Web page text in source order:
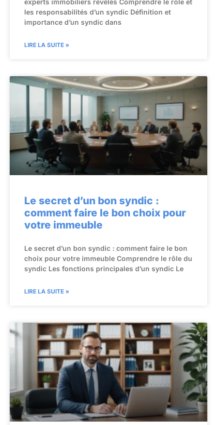
les responsabilités d’un syndic Définition et
importance d’un syndic dans
LIRE LA SUITE »
Le secret d’un bon syndic :
comment faire le bon choix pour
votre immeuble
Le secret d’un bon syndic : comment faire le bon
choix pour votre immeuble Comprendre le rôle du
syndic Les fonctions principales d’un syndic Le
LIRE LA SUITE »